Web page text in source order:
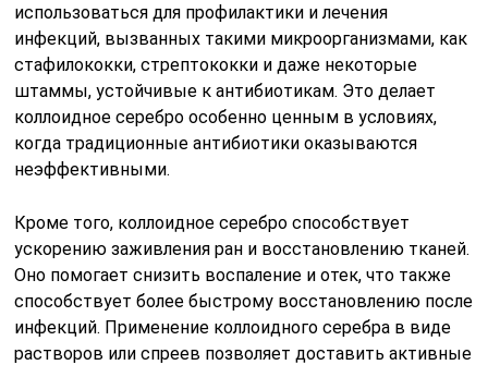
использоваться для профилактики и лечения
инфекций, вызванных такими микроорганизмами, как
стафилококки, стрептококки и даже некоторые
штаммы, устойчивые к антибиотикам. Это делает
коллоидное серебро особенно ценным в условиях,
когда традиционные антибиотики оказываются
неэффективными.
Кроме того, коллоидное серебро способствует
ускорению заживления ран и восстановлению тканей.
Оно помогает снизить воспаление и отек, что также
способствует более быстрому восстановлению после
инфекций. Применение коллоидного серебра в виде
растворов или спреев позволяет доставить активные